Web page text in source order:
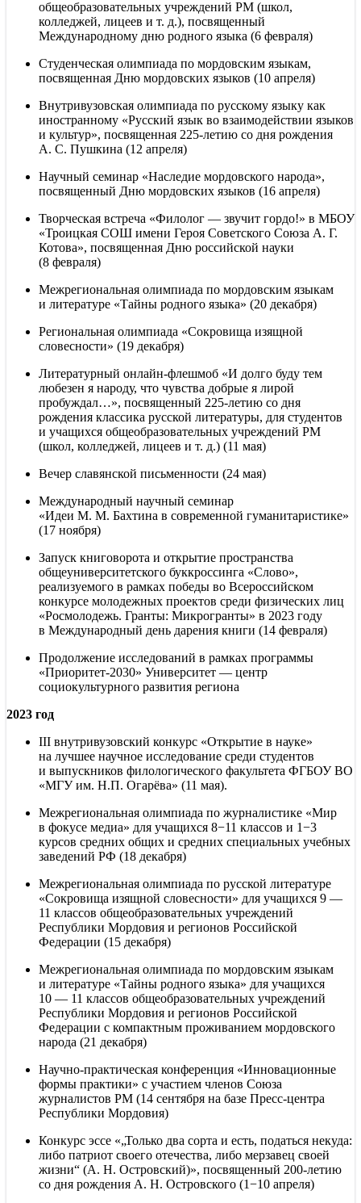
общеобразовательных учреждений РМ (школ,
колледжей, лицеев и т. д.), посвященный
Международному дню родного языка (6 февраля)
Студенческая олимпиада по мордовским языкам,
посвященная Дню мордовских языков (10 апреля)
Внутривузовская олимпиада по русскому языку как
иностранному «Русский язык во взаимодействии языков
и культур», посвященная 225-летию со дня рождения
А. С. Пушкина (12 апреля)
Научный семинар «Наследие мордовского народа»,
посвященный Дню мордовских языков (16 апреля)
Творческая встреча «Филолог — звучит гордо!» в МБОУ
«Троицкая СОШ имени Героя Советского Союза А. Г.
Котова», посвященная Дню российской науки
(8 февраля)
Межрегиональная олимпиада по мордовским языкам
и литературе «Тайны родного языка» (20 декабря)
Региональная олимпиада «Сокровища изящной
словесности» (19 декабря)
Литературный онлайн-флешмоб «И долго буду тем
любезен я народу, что чувства добрые я лирой
пробуждал…», посвященный 225-летию со дня
рождения классика русской литературы, для студентов
и учащихся общеобразовательных учреждений РМ
(школ, колледжей, лицеев и т. д.) (11 мая)
Вечер славянской письменности (24 мая)
Международный научный семинар
«Идеи М. М. Бахтина в современной гуманитаристике»
(17 ноября)
Запуск книговорота и открытие пространства
общеуниверситетского буккроссинга «Слово»,
реализуемого в рамках победы во Всероссийском
конкурсе молодежных проектов среди физических лиц
«Росмолодежь. Гранты: Микрогранты» в 2023 году
в Международный день дарения книги (14 февраля)
Продолжение исследований в рамках программы
«Приоритет-2030» Университет — центр
социокультурного развития региона
2023 год
III внутривузовский конкурс «Открытие в науке»
на лучшее научное исследование среди студентов
и выпускников филологического факультета ФГБОУ ВО
«МГУ им. Н.П. Огарёва» (11 мая).
Межрегиональная олимпиада по журналистике «Мир
в фокусе медиа» для учащихся 8−11 классов и 1−3
курсов средних общих и средних специальных учебных
заведений РФ (18 декабря)
Межрегиональная олимпиада по русской литературе
«Сокровища изящной словесности» для учащихся 9 —
11 классов общеобразовательных учреждений
Республики Мордовия и регионов Российской
Федерации (15 декабря)
Межрегиональная олимпиада по мордовским языкам
и литературе «Тайны родного языка» для учащихся
10 — 11 классов общеобразовательных учреждений
Республики Мордовия и регионов Российской
Федерации с компактным проживанием мордовского
народа (21 декабря)
Научно-практическая конференция «Инновационные
формы практики» с участием членов Союза
журналистов РМ (14 сентября на базе Пресс-центра
Республики Мордовия)
Конкурс эссе «„Только два сорта и есть, податься некуда:
либо патриот своего отечества, либо мерзавец своей
жизни“ (А. Н. Островский)», посвященный 200-летию
со дня рождения А. Н. Островского (1−10 апреля)